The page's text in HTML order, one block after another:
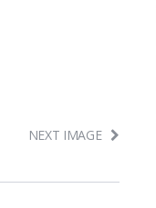
NEXT IMAGE